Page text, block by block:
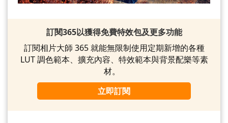
訂閱365以獲得免費特效包及更多功能
訂閱相片大師 365 就能無限制使用定期新增的各種
LUT 調色範本、擴充內容、特效範本與背景配樂等素
材。
立即訂閱